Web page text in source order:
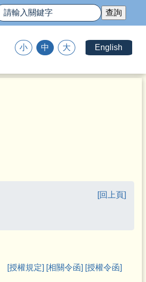
小 中 大 English
[回上頁]
[授權規定] [相關令函] [授權令函]